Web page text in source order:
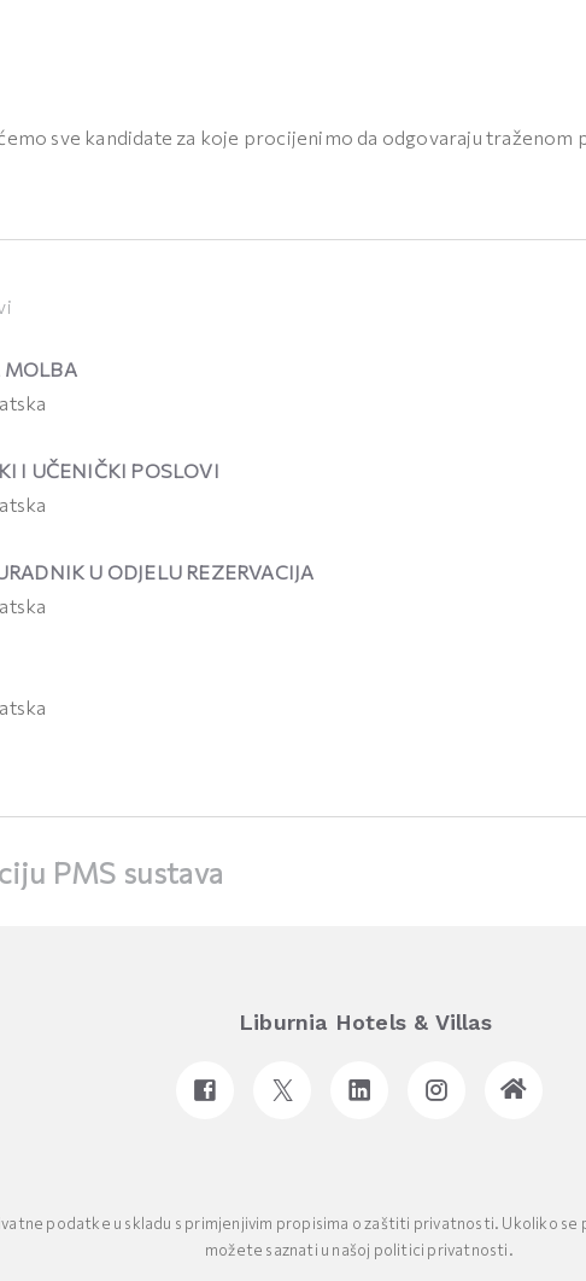
sve kandidate za koje procijenimo da odgovaraju traženom
MOLBA
I UČENIČKI POSLOVI
U ODJELU REZERVACIJA
PMS sustava
Liburnia Hotels & Villas
podatke u skladu s primjenjivim propisima o zaštiti privatnosti. Ukoliko se
možete saznati u našoj politici privatnosti.